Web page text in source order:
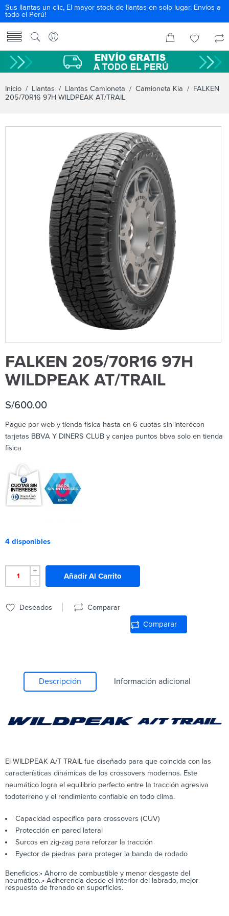
Sus llantas un clic, El mayor stock de llantas en solo lugar. Envíos a
todo el Perú!
Inicio / Llantas / Llantas Camioneta / Camioneta Kia / FALKEN
205/70R16 97H WILDPEAK AT/TRAIL
FALKEN 205/70R16 97H
WILDPEAK AT/TRAIL
S/600.00
Pague por web y tienda fisica hasta en 6 cuotas sin interécon
tarjetas BBVA Y DINERS CLUB y canjea puntos bbva solo en tienda
física
4 disponibles
+
-
Añadir Al Carrito
Deseados Comparar
Comparar
Descripción Información adicional
El WILDPEAK A/T TRAIL fue diseñado para que coincida con las
características dinámicas de los crossovers modernos. Este
neumático logra el equilibrio perfecto entre la tracción agresiva
todoterreno y el rendimiento confiable en todo clima.
Capacidad específica para crossovers (CUV)
Protección en pared lateral
Surcos en zig-zag para reforzar la tracción
Eyector de piedras para proteger la banda de rodado
Beneficios:• Ahorro de combustible y menor desgaste del
neumático..• Adherencia desde el interior del labrado, mejor
respuesta de frenado en superficies.